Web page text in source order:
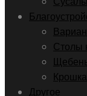
Столы
Другое